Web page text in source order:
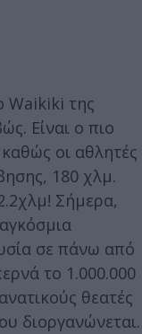
Waikiki της
Είναι ο πιο
οι αθλητές
180 χλμ.
Σήμερα,
σε πάνω από
το 1.000.000
θεατές
διοργανώνεται.